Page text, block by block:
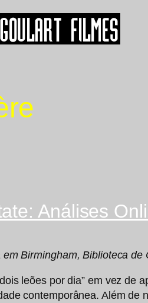
Análises
Birmingham, Biblioteca de
leões por dia” em vez de
contemporânea. Além de